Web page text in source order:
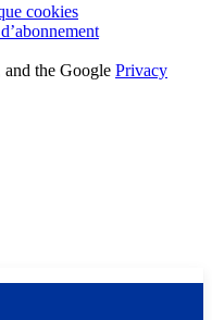
cookies
the Google Privacy